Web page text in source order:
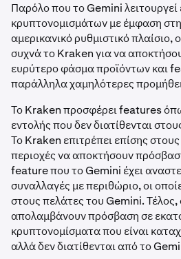
Παρόλο που το Gemini
κρυπτονομισμάτων με έμφαση
αμερικανικό ρυθμιστικό πλαίσιο,
συχνά το Kraken για να
ευρύτερο φάσμα προϊόντων και
παράλληλα χαμηλότερες
Το Kraken προσφέρει features
εντολής που δεν διατίθενται
Το Kraken επιτρέπει επίσης
περιοχές να αποκτήσουν
feature που το Gemini έχει
συναλλαγές με περιθώριο, οι
στους πελάτες του Gemini.
απολαμβάνουν πρόσβαση σε
κρυπτονομίσματα που είναι
αλλά δεν διατίθενται από το